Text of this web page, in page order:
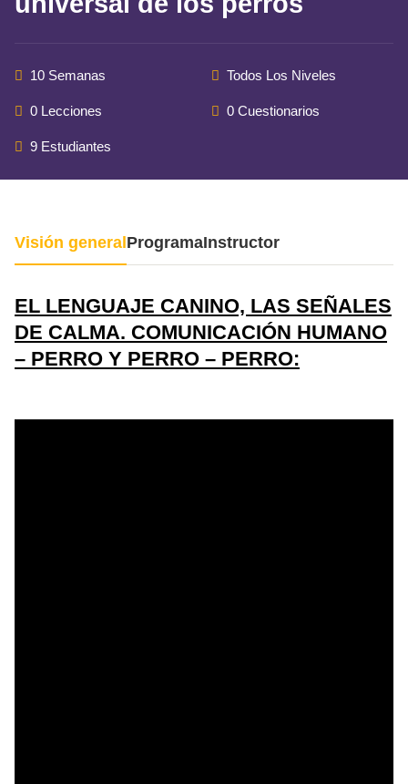
10 Semanas Todos Los Niveles
0 Lecciones 0 Cuestionarios
9 Estudiantes
Visión general ProgramaInstructor
EL LENGUAJE CANINO, LAS SEÑALES
DE CALMA. COMUNICACIÓN HUMANO
– PERRO Y PERRO – PERRO: